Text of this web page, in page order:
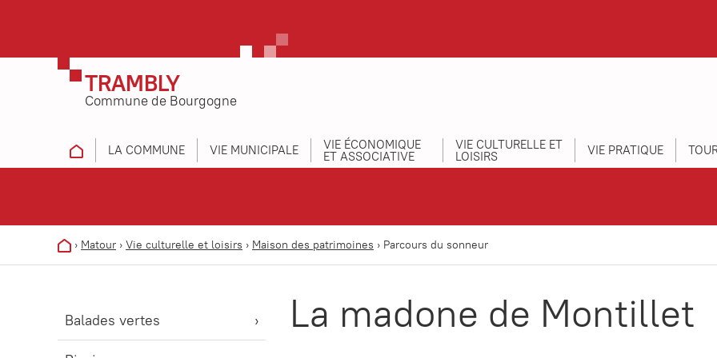
TRAMBLY
Commune de Bourgogne
LA COMMUNE VIE MUNICIPALE VIE ÉCONOMIQUE
ET ASSOCIATIVE
VIE CULTURELLE ET
LOISIRS VIE PRATIQUE
› Matour › Vie culturelle et loisirs › Maison des patrimoines › Parcours du sonneur
Balades vertes La madone de Montillet